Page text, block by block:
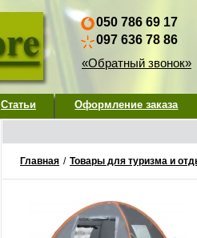
050 786 69 17
097 636 78 86
«Обратный звонок»
Статьи Оформление заказа
Главная / Товары для туризма и